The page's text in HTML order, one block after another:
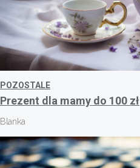
POZOSTALE
Prezent dla mamy do 100 zł
Blanka